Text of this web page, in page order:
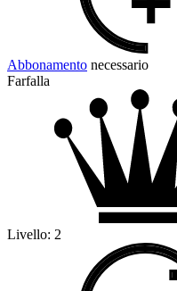
Abbonamento necessario
Farfalla
Livello: 2